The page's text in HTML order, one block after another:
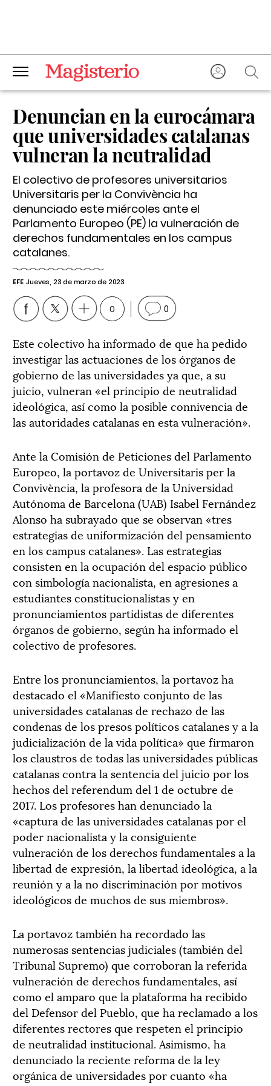
Denuncian en la eurocámara
que universidades catalanas
vulneran la neutralidad
El colectivo de profesores universitarios
Universitaris per la Convivència ha
denunciado este miércoles ante el
Parlamento Europeo (PE) la vulneración de
derechos fundamentales en los campus
catalanes.
EFE Jueves, 23 de marzo de 2023
0 0
Este colectivo ha informado de que ha pedido
investigar las actuaciones de los órganos de
gobierno de las universidades ya que, a su
juicio, vulneran «el principio de neutralidad
ideológica, así como la posible connivencia de
las autoridades catalanas en esta vulneración».
Ante la Comisión de Peticiones del Parlamento
Europeo, la portavoz de Universitaris per la
Convivència, la profesora de la Universidad
Autónoma de Barcelona (UAB) Isabel Fernández
Alonso ha subrayado que se observan «tres
estrategias de uniformización del pensamiento
en los campus catalanes». Las estrategias
consisten en la ocupación del espacio público
con simbología nacionalista, en agresiones a
estudiantes constitucionalistas y en
pronunciamientos partidistas de diferentes
órganos de gobierno, según ha informado el
colectivo de profesores.
Entre los pronunciamientos, la portavoz ha
destacado el «Manifiesto conjunto de las
universidades catalanas de rechazo de las
condenas de los presos políticos catalanes y a la
judicialización de la vida política» que firmaron
los claustros de todas las universidades públicas
catalanas contra la sentencia del juicio por los
hechos del referendum del 1 de octubre de
2017. Los profesores han denunciado la
«captura de las universidades catalanas por el
poder nacionalista y la consiguiente
vulneración de los derechos fundamentales a la
libertad de expresión, la libertad ideológica, a la
reunión y a la no discriminación por motivos
ideológicos de muchos de sus miembros».
La portavoz también ha recordado las
numerosas sentencias judiciales (también del
Tribunal Supremo) que corroboran la referida
vulneración de derechos fundamentales, así
como el amparo que la plataforma ha recibido
del Defensor del Pueblo, que ha reclamado a los
diferentes rectores que respeten el principio
de neutralidad institucional. Asimismo, ha
denunciado la reciente reforma de la ley
orgánica de universidades por cuanto «ha